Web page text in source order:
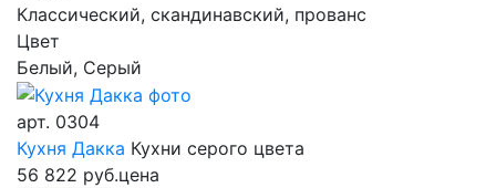
Классический, скандинавский, прованс
Цвет
Белый, Серый
арт. 0304
Кухня Дакка Кухни серого цвета
56 822 руб.цена